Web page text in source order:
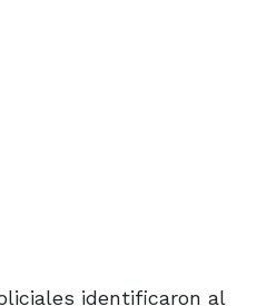
identificaron al